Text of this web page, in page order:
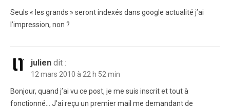
Seuls « les grands » seront indexés dans google actualité j’ai
l’impression, non ?
julien dit :
12 mars 2010 à 22 h 52 min
Bonjour, quand j’ai vu ce post, je me suis inscrit et tout à
fonctionné… J’ai reçu un premier mail me demandant de